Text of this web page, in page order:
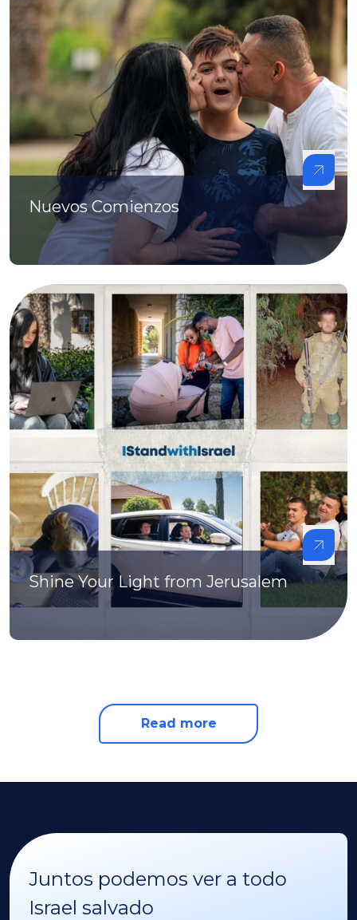
Nuevos Comienzos
Shine Your Light from Jerusalem
Read more
Juntos podemos ver a todo
Israel salvado